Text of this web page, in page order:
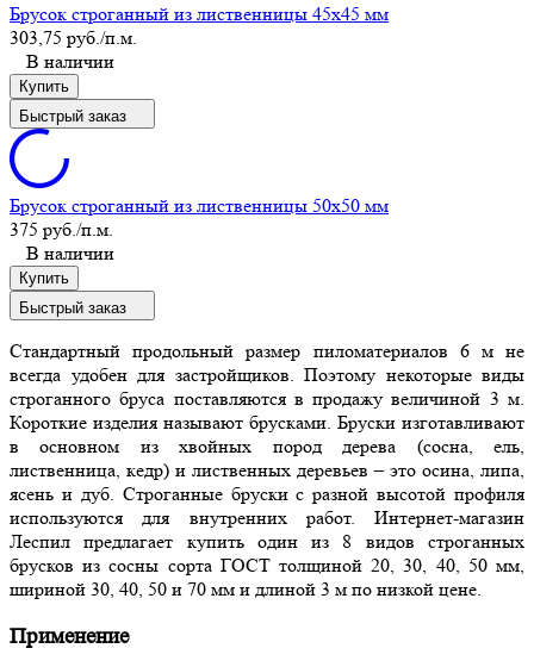
Брусок строганный из лиственницы 45x45 мм
303,75 руб./п.м.
В наличии
Купить
Быстрый заказ
Брусок строганный из лиственницы 50x50 мм
375 руб./п.м.
В наличии
Купить
Быстрый заказ
Стандартный продольный размер пиломатериалов 6 м не
всегда удобен для застройщиков. Поэтому некоторые виды
строганного бруса поставляются в продажу величиной 3 м.
Короткие изделия называют брусками. Бруски изготавливают
в основном из хвойных пород дерева (сосна, ель,
лиственница, кедр) и лиственных деревьев – это осина, липа,
ясень и дуб. Строганные бруски с разной высотой профиля
используются для внутренних работ. Интернет-магазин
Леспил предлагает купить один из 8 видов строганных
брусков из сосны сорта ГОСТ толщиной 20, 30, 40, 50 мм,
шириной 30, 40, 50 и 70 мм и длиной 3 м по низкой цене.
Применение